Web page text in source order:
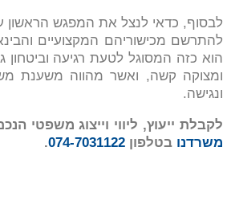
לבסוף, כדאי לנצל את המפגש הראשון
להתרשם מכישוריהם המקצועיים
הוא כזה המסוגל לטעת רגיעה
ומצוקה קשה, ואשר מהווה משענת
ונגישה.
לקבלת ייעוץ, ליווי וייצוג משפטי
משרדנו בטלפון 074-7031122
.